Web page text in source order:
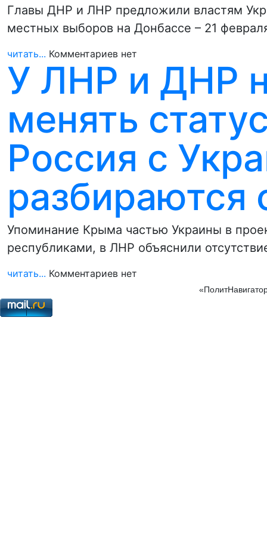
Главы ДНР и ЛНР предложили властям
местных выборов на Донбассе – 21
читать... Комментариев нет
У ЛНР и ДНР
менять
Россия с
разбираются
Упоминание Крыма частью Украины в
республиками, в ЛНР объяснили
читать... Комментариев нет